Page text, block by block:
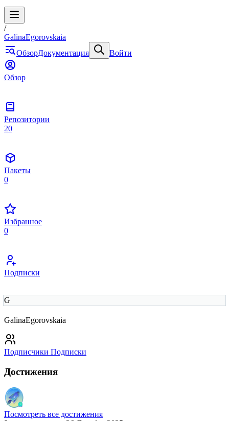
/
GalinaEgorovskaia
ОбзорДокументация Войти
Обзор
Репозитории
20
Пакеты
0
Избранное
0
Подписки
G
GalinaEgorovskaia
Подписчики Подписки
Достижения
Посмотреть все достижения